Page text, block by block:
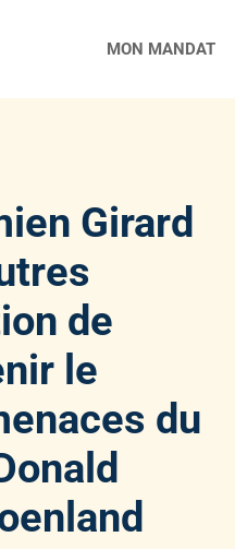
MON MANDAT
Girard
de
le
du